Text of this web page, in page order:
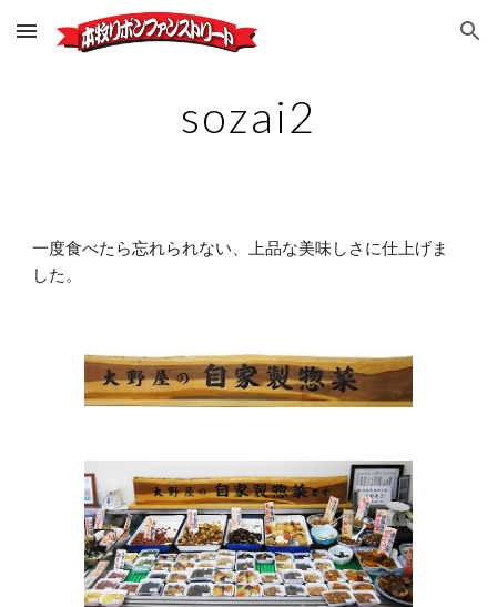
Skip to main content Skip to navigation
sozai2
一度食べたら忘れられない、上品な美味しさに仕上げま
した。